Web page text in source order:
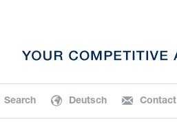
Search Deutsch Contact